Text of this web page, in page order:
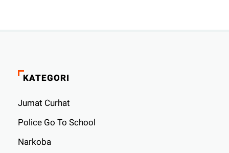
KATEGORI
Jumat Curhat
Police Go To School
Narkoba